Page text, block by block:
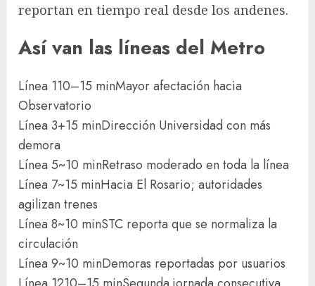
reportan en tiempo real desde los andenes.
Así van las líneas del Metro
Línea 110–15 minMayor afectación hacia
Observatorio
Línea 3+15 minDirección Universidad con más
demora
Línea 5~10 minRetraso moderado en toda la línea
Línea 7~15 minHacia El Rosario; autoridades
agilizan trenes
Línea 8~10 minSTC reporta que se normaliza la
circulación
Línea 9~10 minDemoras reportadas por usuarios